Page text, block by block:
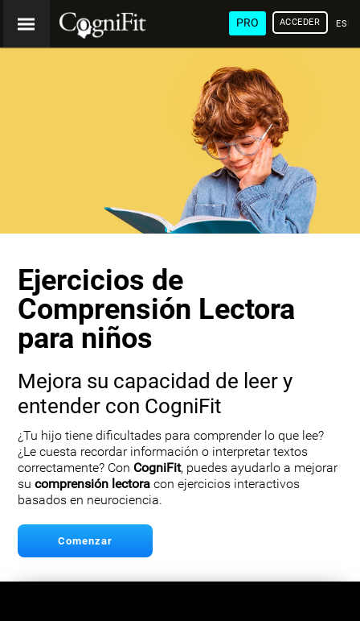
PRO ACCEDER
Ejercicios de
Comprensión Lectora
para niños
Mejora su capacidad de leer y
entender con CogniFit
¿Tu hijo tiene dificultades para comprender lo que lee?
¿Le cuesta recordar información o interpretar textos
correctamente? Con CogniFit, puedes ayudarlo a mejorar
sucomprensión lectora con ejercicios interactivos
basados en neurociencia.
Comenzar